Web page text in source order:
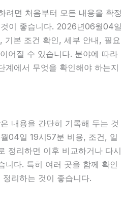
려면 처음부터 모든 내용을 확정
이 좋습니다. 2026년06월04일
기본 조건 확인, 세부 안내, 필요
어질 수 있습니다. 분야에 따라
계에서 무엇을 확인해야 하는지
내용을 간단히 기록해 두는 것
04일 19시57분 비용, 조건, 일
정리하면 이후 비교하거나 다시
니다. 특히 여러 곳을 함께 확인
리하는 것이 좋습니다.